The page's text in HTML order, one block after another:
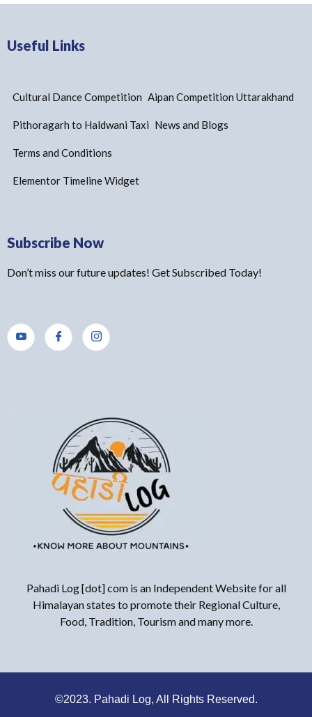
Useful Links
Cultural Dance Competition Aipan Competition Uttarakhand
Pithoragarh to Haldwani Taxi News and Blogs
Terms and Conditions
Elementor Timeline Widget
Subscribe Now
Don’t miss our future updates! Get Subscribed Today!
Pahadi Log [dot] com is an Independent Website for all
Himalayan states to promote their Regional Culture,
Food, Tradition, Tourism and many more.
©2023. Pahadi Log, All Rights Reserved.